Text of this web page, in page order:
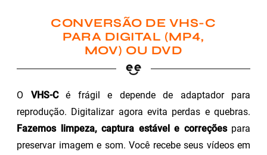
CONVERSÃO DE VHS-C
PARA DIGITAL (MP4,
MOV) OU DVD
O VHS-Cé frágil e depende de adaptador para
reprodução. Digitalizar agora evita perdas e quebras.
Fazemos limpeza, captura estável e correçõespara
preservar imagem e som. Você recebe seus vídeos em